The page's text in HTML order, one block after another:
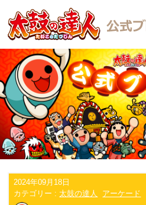
2024年09月18日
カテゴリー :太鼓の達人 アーケード